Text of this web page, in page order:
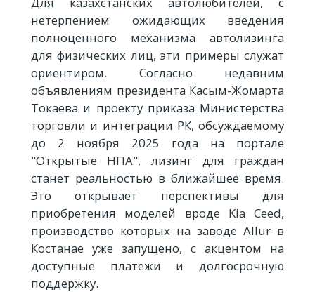
нетерпением ожидающих введения
полноценного механизма автолизинга
для физических лиц, эти примеры служат
ориентиром. Согласно недавним
объявлениям президента Касым-Жомарта
Токаева и проекту приказа Министерства
торговли и интеграции РК, обсуждаемому
до 2 ноября 2025 года на портале
"Открытые НПА", лизинг для граждан
станет реальностью в ближайшее время.
Это открывает перспективы для
приобретения моделей вроде Kia Ceed,
производство которых на заводе Allur в
Костанае уже запущено, с акцентом на
доступные платежи и долгосрочную
поддержку.